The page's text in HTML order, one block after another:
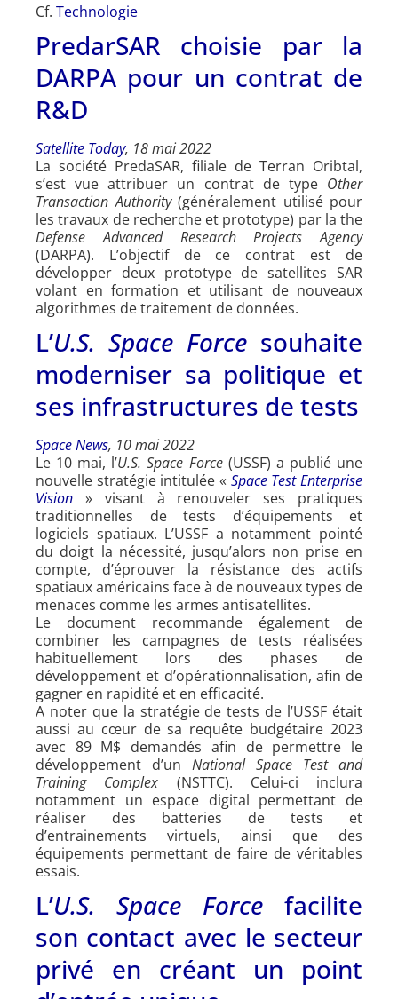
Cf. Technologie
PredarSAR choisie par la
DARPA pour un contrat de
R&D
Satellite Today, 18 mai 2022
La société PredaSAR, filiale de Terran Oribtal,
s’est vue attribuer un contrat de type Other
Transaction Authority(généralement utilisé pour
les travaux de recherche et prototype) par la the
Defense Advanced Research Projects Agency
(DARPA). L’objectif de ce contrat est de
développer deux prototype de satellites SAR
volant en formation et utilisant de nouveaux
algorithmes de traitement de données.
L’U.S. Space Force souhaite
moderniser sa politique et
ses infrastructures de tests
Space News, 10 mai 2022
Le 10 mai, l’U.S. Space Force (USSF) a publié une
nouvelle stratégie intitulée « Space Test Enterprise
Vision
» visant à renouveler ses pratiques
traditionnelles de tests d’équipements et
logiciels spatiaux. L’USSF a notamment pointé
du doigt la nécessité, jusqu’alors non prise en
compte, d’éprouver la résistance des actifs
spatiaux américains face à de nouveaux types de
menaces comme les armes antisatellites.
Le document recommande également de
combiner les campagnes de tests réalisées
habituellement lors des phases de
développement et d’opérationnalisation, afin de
gagner en rapidité et en efficacité.
A noter que la stratégie de tests de l’USSF était
aussi au cœur de sa requête budgétaire 2023
avec 89 M$ demandés afin de permettre le
développement d’un National Space Test and
Training Complex (NSTTC). Celui-ci inclura
notamment un espace digital permettant de
réaliser des batteries de tests et
d’entrainements virtuels, ainsi que des
équipements permettant de faire de véritables
essais.
L’U.S. Space Force facilite
son contact avec le secteur
privé en créant un point